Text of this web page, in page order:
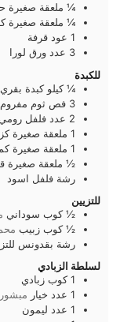
¼ ملعقة صغيرة
¼ ملعقة صغيرة
1 عود قرفة
3 عدد ورق لورا
للكبدة
¼ كيلو كبدة بقري
3 فص ثوم مفروم
2 عدد فلفل رومي
1 ملعقة صغيرة
1 ملعقة صغيرة
½ ملعقة صغيرة
رشة فلفل اسود
للتزيين
½ كوب سوداني
½ كوب زبيب
رشة بقدونس
لسلطة الزبادي
1 كوب زبادي
1 عدد خيار مبشور
1 عدد ليمون